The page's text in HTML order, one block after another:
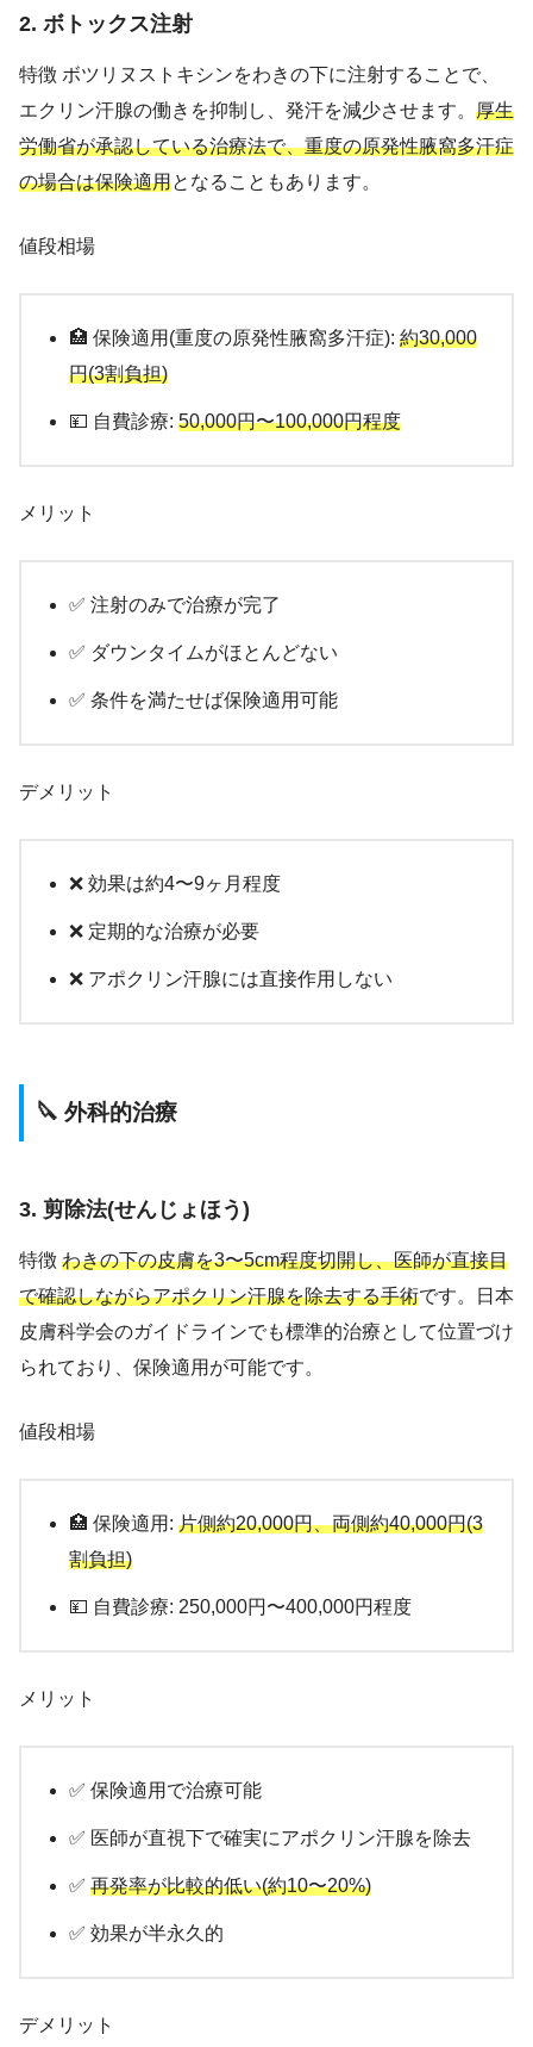
2. ボトックス注射
特徴 ボツリヌストキシンをわきの下に注射することで、
エクリン汗腺の働きを抑制し、発汗を減少させます。 厚生
労働省が承認している治療法で、重度の原発性腋窩多汗症
の場合は保険適用となることもあります。
値段相場
🏥 保険適用(重度の原発性腋窩多汗症): 約30,000
円(3割負担)
💴 自費診療: 50,000円〜100,000円程度
メリット
✅ 注射のみで治療が完了
✅ ダウンタイムがほとんどない
✅ 条件を満たせば保険適用可能
デメリット
❌ 効果は約4〜9ヶ月程度
❌ 定期的な治療が必要
❌ アポクリン汗腺には直接作用しない
🔪 外科的治療
3. 剪除法(せんじょほう)
特徴 わきの下の皮膚を3〜5cm程度切開し、医師が直接目
で確認しながらアポクリン汗腺を除去する手術です。日本
皮膚科学会のガイドラインでも標準的治療として位置づけ
られており、保険適用が可能です。
値段相場
🏥 保険適用: 片側約20,000円、両側約40,000円(3
割負担)
💴 自費診療: 250,000円〜400,000円程度
メリット
✅ 保険適用で治療可能
✅ 医師が直視下で確実にアポクリン汗腺を除去
✅ 再発率が比較的低い(約10〜20%)
✅ 効果が半永久的
デメリット